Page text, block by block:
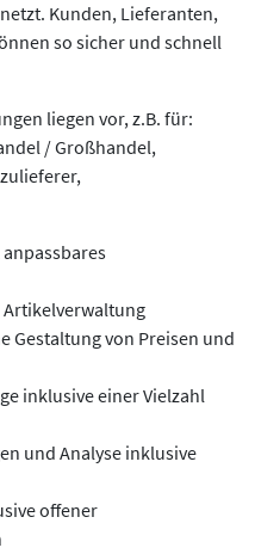
Kunden, Lieferanten,
so sicher und schnell
liegen vor, z.B. für:
/ Großhandel,
Artikelverwaltung
Gestaltung von Preisen und
inklusive einer Vielzahl
und Analyse inklusive
offener